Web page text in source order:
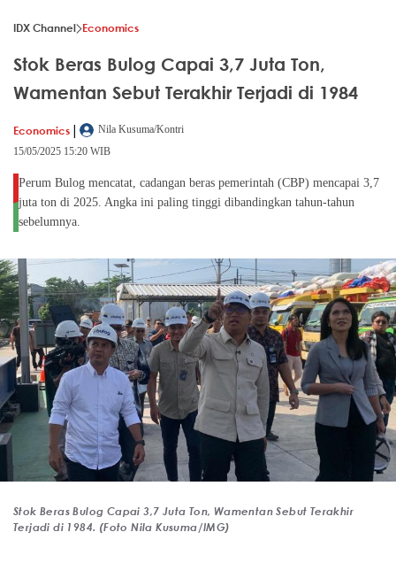
IDX Channel Economics
Stok Beras Bulog Capai 3,7 Juta Ton,
Wamentan Sebut Terakhir Terjadi di 1984
Economics |
Nila Kusuma/Kontri
15/05/2025 15:20 WIB
Perum Bulog mencatat, cadangan beras pemerintah (CBP) mencapai 3,7
juta ton di 2025. Angka ini paling tinggi dibandingkan tahun-tahun
sebelumnya.
Stok Beras Bulog Capai 3,7 Juta Ton, Wamentan Sebut Terakhir
Terjadi di 1984. (Foto Nila Kusuma/IMG)